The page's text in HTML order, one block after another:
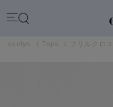
evelyn Tops フリルクロ